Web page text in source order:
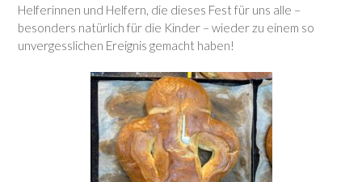
Helferinnen und Helfern, die dieses Fest für uns alle –
besonders natürlich für die Kinder – wieder zu einem so
unvergesslichen Ereignis gemacht haben!